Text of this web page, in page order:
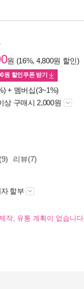
원 (16%, 4,800원 할인)
원 할인쿠폰 받기
+ 멤버십(3~1%)
상 구매시 2,000원
리뷰(7)
할부
작, 유통 계획이 없습니다.